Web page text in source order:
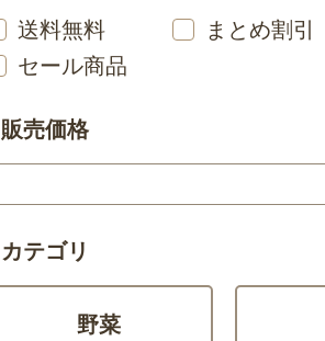
送料無料 まとめ割引
セール商品
販売価格
カテゴリ
野菜